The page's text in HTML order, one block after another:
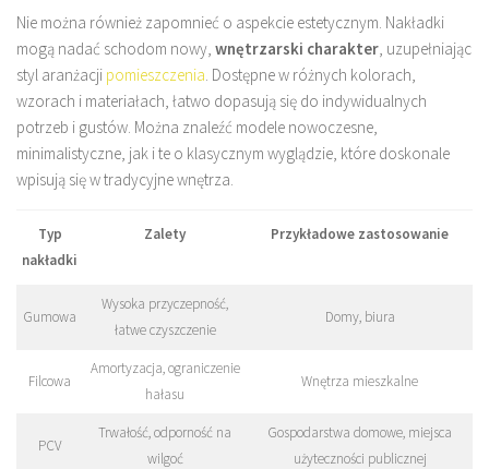
Nie można również zapomnieć o aspekcie estetycznym. Nakładki
mogą nadać schodom nowy, wnętrzarski charakter, uzupełniając
styl aranżacji pomieszczenia. Dostępne w różnych kolorach,
wzorach i materiałach, łatwo dopasują się do indywidualnych
potrzeb i gustów. Można znaleźć modele nowoczesne,
minimalistyczne, jak i te o klasycznym wyglądzie, które doskonale
wpisują się w tradycyjne wnętrza.
Typ
nakładki
Zalety Przykładowe zastosowanie
Gumowa
Wysoka przyczepność,
łatwe czyszczenie
Domy, biura
Filcowa
Amortyzacja, ograniczenie
hałasu
Wnętrza mieszkalne
PCV
Trwałość, odporność na
wilgoć
Gospodarstwa domowe, miejsca
użyteczności publicznej